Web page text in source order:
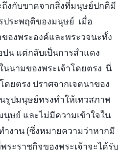
งกับขาดจากสิ่งที่มนุษย์ปกติมี
ประพฤติของมนุษย์ เมื่อ
องพระองค์และพระวจนะทั้ง
น แต่กลับเป็นการสำแดง
นามของพระเจ้าโดยตรง นี่
ยตรง ปราศจากเจตนาของ
ปมนุษย์ทรงทำให้เทวสภาพ
ษย์ และไม่มีความเข้าใจใน
งาน (ซึ่งหมายความว่าหากมี
ระราชกิจของพระเจ้าจะได้รับ